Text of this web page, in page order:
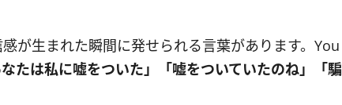
が生まれた瞬間に発せられる言葉があります。You
なたは私に嘘をついた」「嘘をついていたのね」「騙